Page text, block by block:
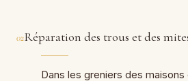
02Réparation des trous et des
Dans les greniers des